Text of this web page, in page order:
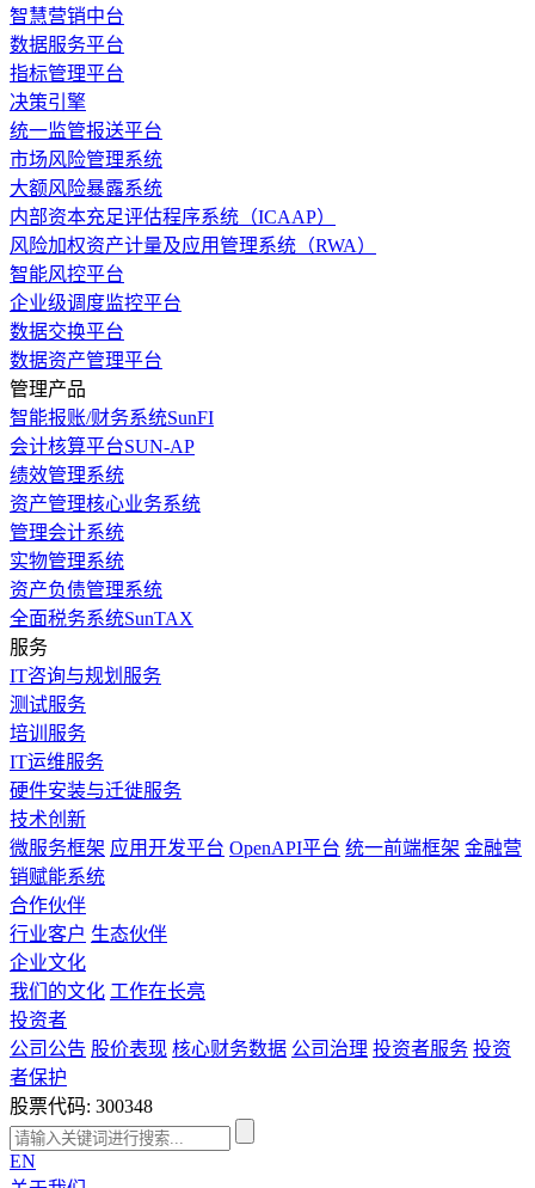
智慧营销中台
数据服务平台
指标管理平台
决策引擎
统一监管报送平台
市场风险管理系统
大额风险暴露系统
内部资本充足评估程序系统（ICAAP）
风险加权资产计量及应用管理系统（RWA）
智能风控平台
企业级调度监控平台
数据交换平台
数据资产管理平台
管理产品
智能报账/财务系统SunFI
会计核算平台SUN-AP
绩效管理系统
资产管理核心业务系统
管理会计系统
实物管理系统
资产负债管理系统
全面税务系统SunTAX
服务
IT咨询与规划服务
测试服务
培训服务
IT运维服务
硬件安装与迁徙服务
技术创新
微服务框架 应用开发平台 OpenAPI平台 统一前端框架 金融营
销赋能系统
合作伙伴
行业客户 生态伙伴
企业文化
我们的文化 工作在长亮
投资者
公司公告 股价表现 核心财务数据 公司治理 投资者服务 投资
者保护
股票代码: 300348
EN